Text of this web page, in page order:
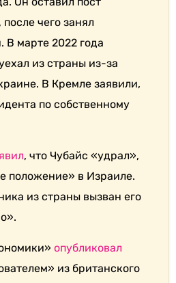
чего занял
В марте 2022 года
из страны из-за
В Кремле заявили,
по собственному
, что Чубайс «удрал»,
положение» в Израиле.
из страны вызван его
опубликовал
из британского